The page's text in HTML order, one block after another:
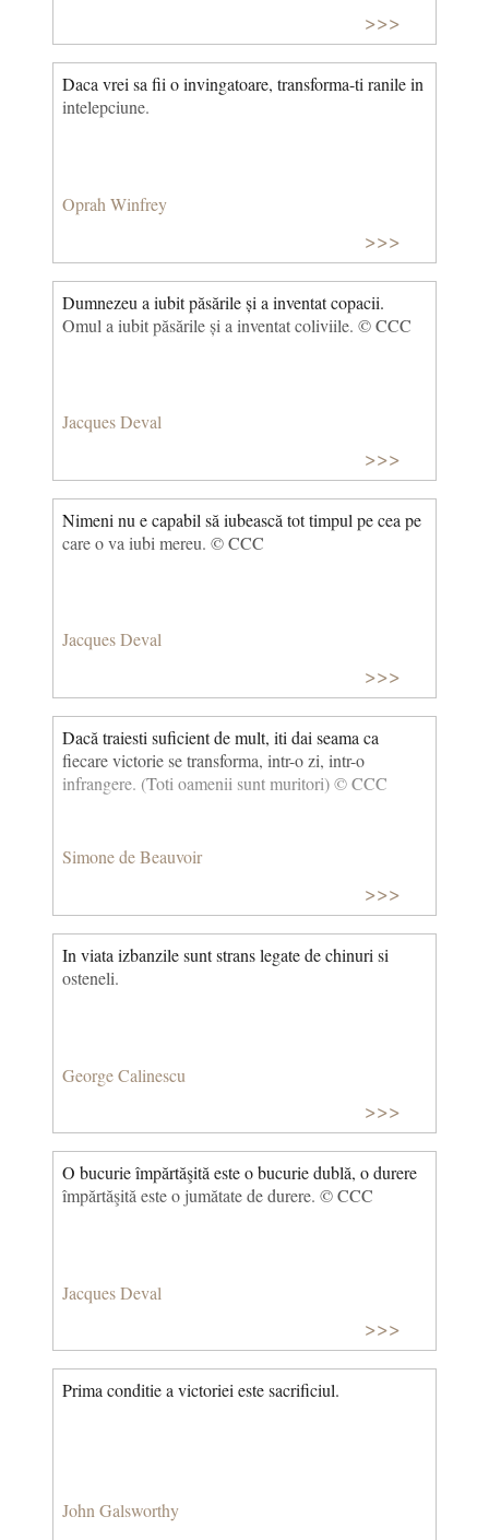
>>>
Daca vrei sa fii o invingatoare, transforma-ti ranile in
intelepciune.
Oprah Winfrey
>>>
Dumnezeu a iubit păsările și a inventat copacii.
Omul a iubit păsările și a inventat coliviile. © CCC
Jacques Deval
>>>
Nimeni nu e capabil să iubească tot timpul pe cea pe
care o va iubi mereu. © CCC
Jacques Deval
>>>
Dacă traiesti suficient de mult, iti dai seama ca
fiecare victorie se transforma, intr-o zi, intr-o
infrangere. (Toti oamenii sunt muritori) © CCC
Simone de Beauvoir
>>>
In viata izbanzile sunt strans legate de chinuri si
osteneli.
George Calinescu
>>>
O bucurie împărtăşită este o bucurie dublă, o durere
împărtăşită este o jumătate de durere. © CCC
Jacques Deval
>>>
Prima conditie a victoriei este sacrificiul.
John Galsworthy